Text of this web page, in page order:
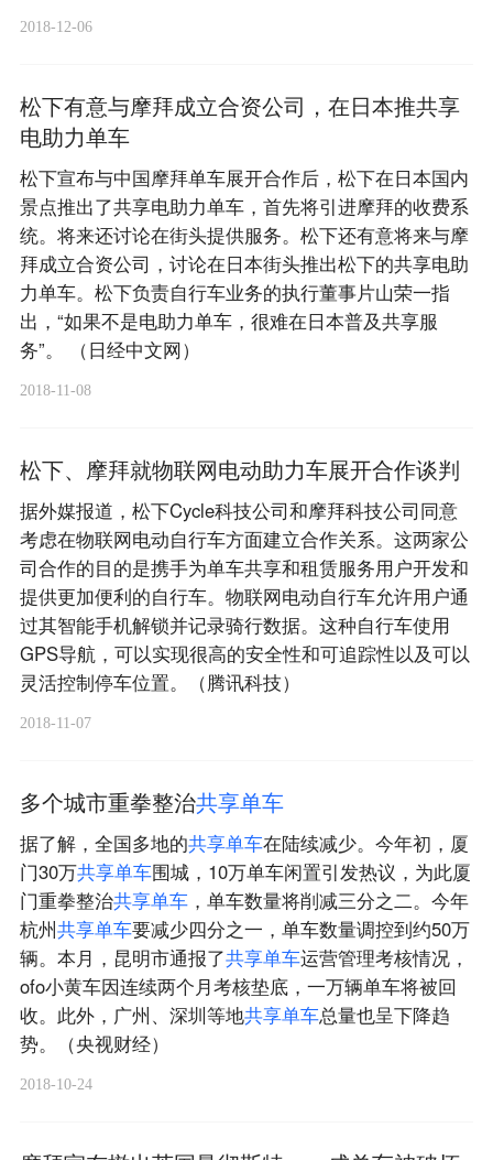
2018-12-06
松下有意与摩拜成立合资公司，在日本推共享
电助力单车
松下宣布与中国摩拜单车展开合作后，松下在日本国内
景点推出了共享电助力单车，首先将引进摩拜的收费系
统。将来还讨论在街头提供服务。松下还有意将来与摩
拜成立合资公司，讨论在日本街头推出松下的共享电助
力单车。松下负责自行车业务的执行董事片山荣一指
出，“如果不是电助力单车，很难在日本普及共享服
务”。 （日经中文网）
2018-11-08
松下、摩拜就物联网电动助力车展开合作谈判
据外媒报道，松下Cycle科技公司和摩拜科技公司同意
考虑在物联网电动自行车方面建立合作关系。这两家公
司合作的目的是携手为单车共享和租赁服务用户开发和
提供更加便利的自行车。物联网电动自行车允许用户通
过其智能手机解锁并记录骑行数据。这种自行车使用
GPS导航，可以实现很高的安全性和可追踪性以及可以
灵活控制停车位置。（腾讯科技）
2018-11-07
多个城市重拳整治共享单车
据了解，全国多地的共享单车在陆续减少。今年初，厦
门30万共享单车围城，10万单车闲置引发热议，为此厦
门重拳整治共享单车，单车数量将削减三分之二。今年
杭州共享单车要减少四分之一，单车数量调控到约50万
辆。本月，昆明市通报了共享单车运营管理考核情况，
ofo小黄车因连续两个月考核垫底，一万辆单车将被回
收。此外，广州、深圳等地共享单车总量也呈下降趋
势。（央视财经）
2018-10-24